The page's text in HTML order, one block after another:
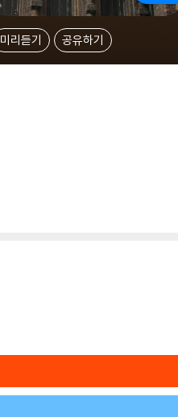
미리듣기 공유하기